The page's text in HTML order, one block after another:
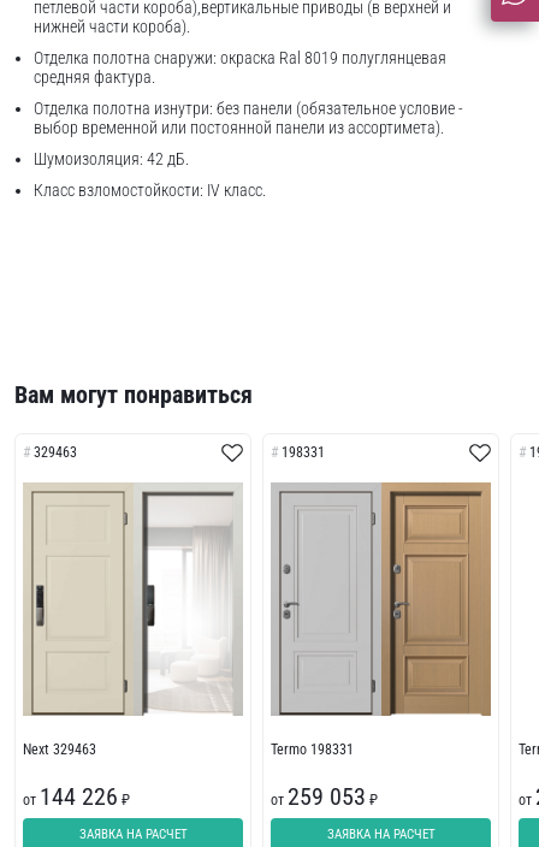
петлевой части короба),вертикальные приводы (в верхней и
нижней части короба).
Отделка полотна снаружи: окраска Ral 8019 полуглянцевая
средняя фактура.
Отделка полотна изнутри: без панели (обязательное условие -
выбор временной или постоянной панели из ассортимета).
Шумоизоляция: 42 дБ.
Класс взломостойкости: IV класс.
Вам могут понравиться
329463
Next 329463
от 144 226 ₽
ЗАЯВКА НА РАСЧЕТ
198331
Termo 198331
от 259 053 ₽
ЗАЯВКА НА РАСЧЕТ
от